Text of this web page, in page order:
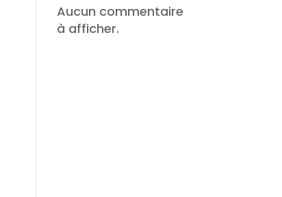
Aucun commentaire
à afficher.